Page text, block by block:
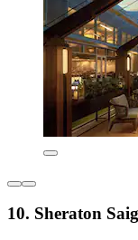
10. Sheraton